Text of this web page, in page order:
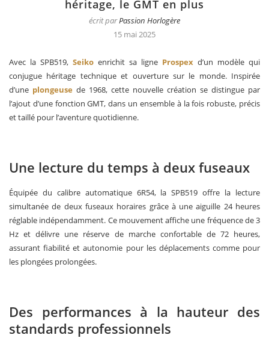
héritage, le GMT en plus
écrit parPassion Horlogère
15 mai 2025
Avec la SPB519, Seiko enrichit sa ligne Prospex d’un modèle qui
conjugue héritage technique et ouverture sur le monde. Inspirée
d’une plongeuse de 1968, cette nouvelle création se distingue par
l’ajout d’une fonction GMT, dans un ensemble à la fois robuste, précis
et taillé pour l’aventure quotidienne.
Une lecture du temps à deux fuseaux
Équipée du calibre automatique 6R54, la SPB519 offre la lecture
simultanée de deux fuseaux horaires grâce à une aiguille 24 heures
réglable indépendamment. Ce mouvement affiche une fréquence de 3
Hz et délivre une réserve de marche confortable de 72 heures,
assurant fiabilité et autonomie pour les déplacements comme pour
les plongées prolongées.
Des performances à la hauteur des
standards professionnels